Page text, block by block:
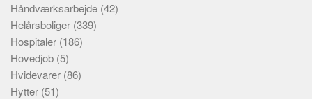
Håndværksarbejde (42)
Helårsboliger (339)
Hospitaler (186)
Hovedjob (5)
Hvidevarer (86)
Hytter (51)